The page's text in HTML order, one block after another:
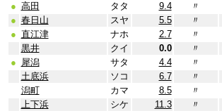
● 高田 タタ 9.4 〃
● 春日山 スヤ 5.5 〃
● 直江津 ナホ 2.7 〃
黒井
クイ 0.0 〃
● 犀潟 サタ 4.4 〃
土底浜
ソコ 6.7 〃
潟町
カマ 8.5 〃
上下浜
シケ 11.3 〃